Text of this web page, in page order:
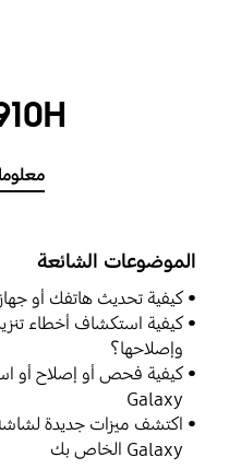
الموضوعات الشائعة
كيفية تحديث هاتفك أو
وإصلاحها؟
Galaxy
Galaxy الخاص بك